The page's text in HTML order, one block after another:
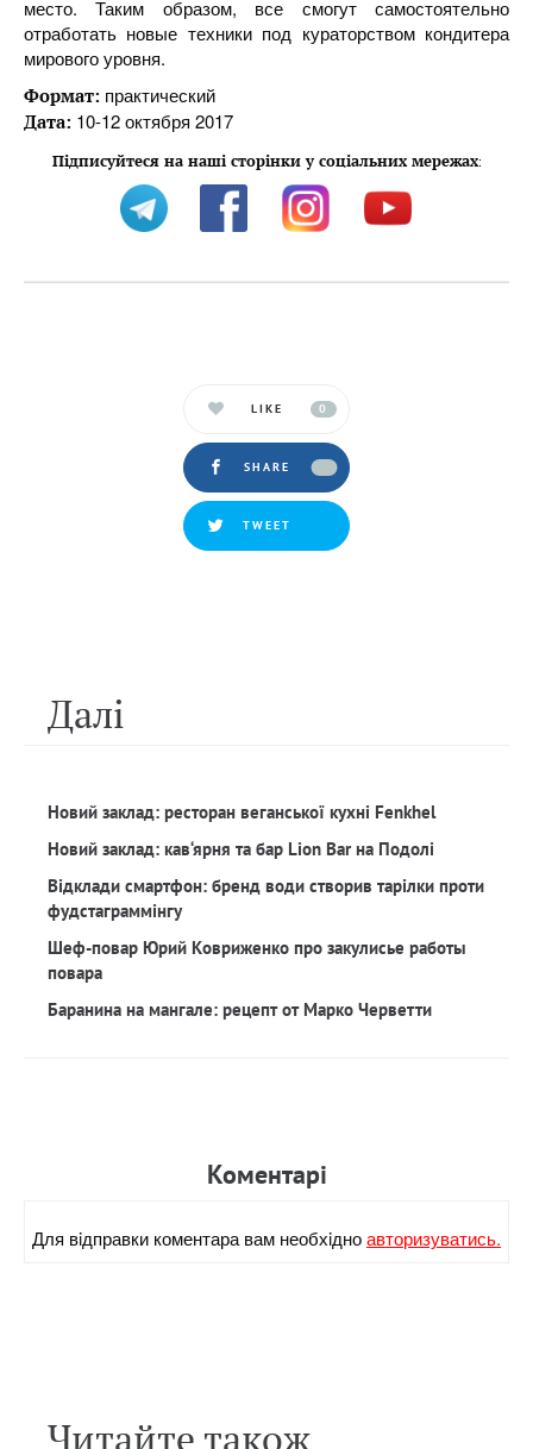
место. Таким образом, все смогут самостоятельно
отработать новые техники под кураторством кондитера
мирового уровня.
Формат: практический
Дата: 10-12 октября 2017
Підписуйтеся на наші сторінки у соціальних мережах:
LIKE 0
SHARE
TWEET
Далi
Новий заклад: ресторан веганської кухні Fenkhel
Новий заклад: кав‘ярня та бар Lion Bar на Подолі
Відклади смартфон: бренд води створив тарілки проти
фудстаграммінгу
Шеф-повар Юрий Ковриженко про закулисье работы
повара
Баранина на мангале: рецепт от Марко Черветти
Коментарi
Для вiдправки коментара вам необхiдноавторизуватись.
Читайте також